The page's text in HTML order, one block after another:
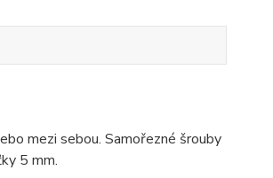
mezi sebou. Samořezné šrouby
5 mm.